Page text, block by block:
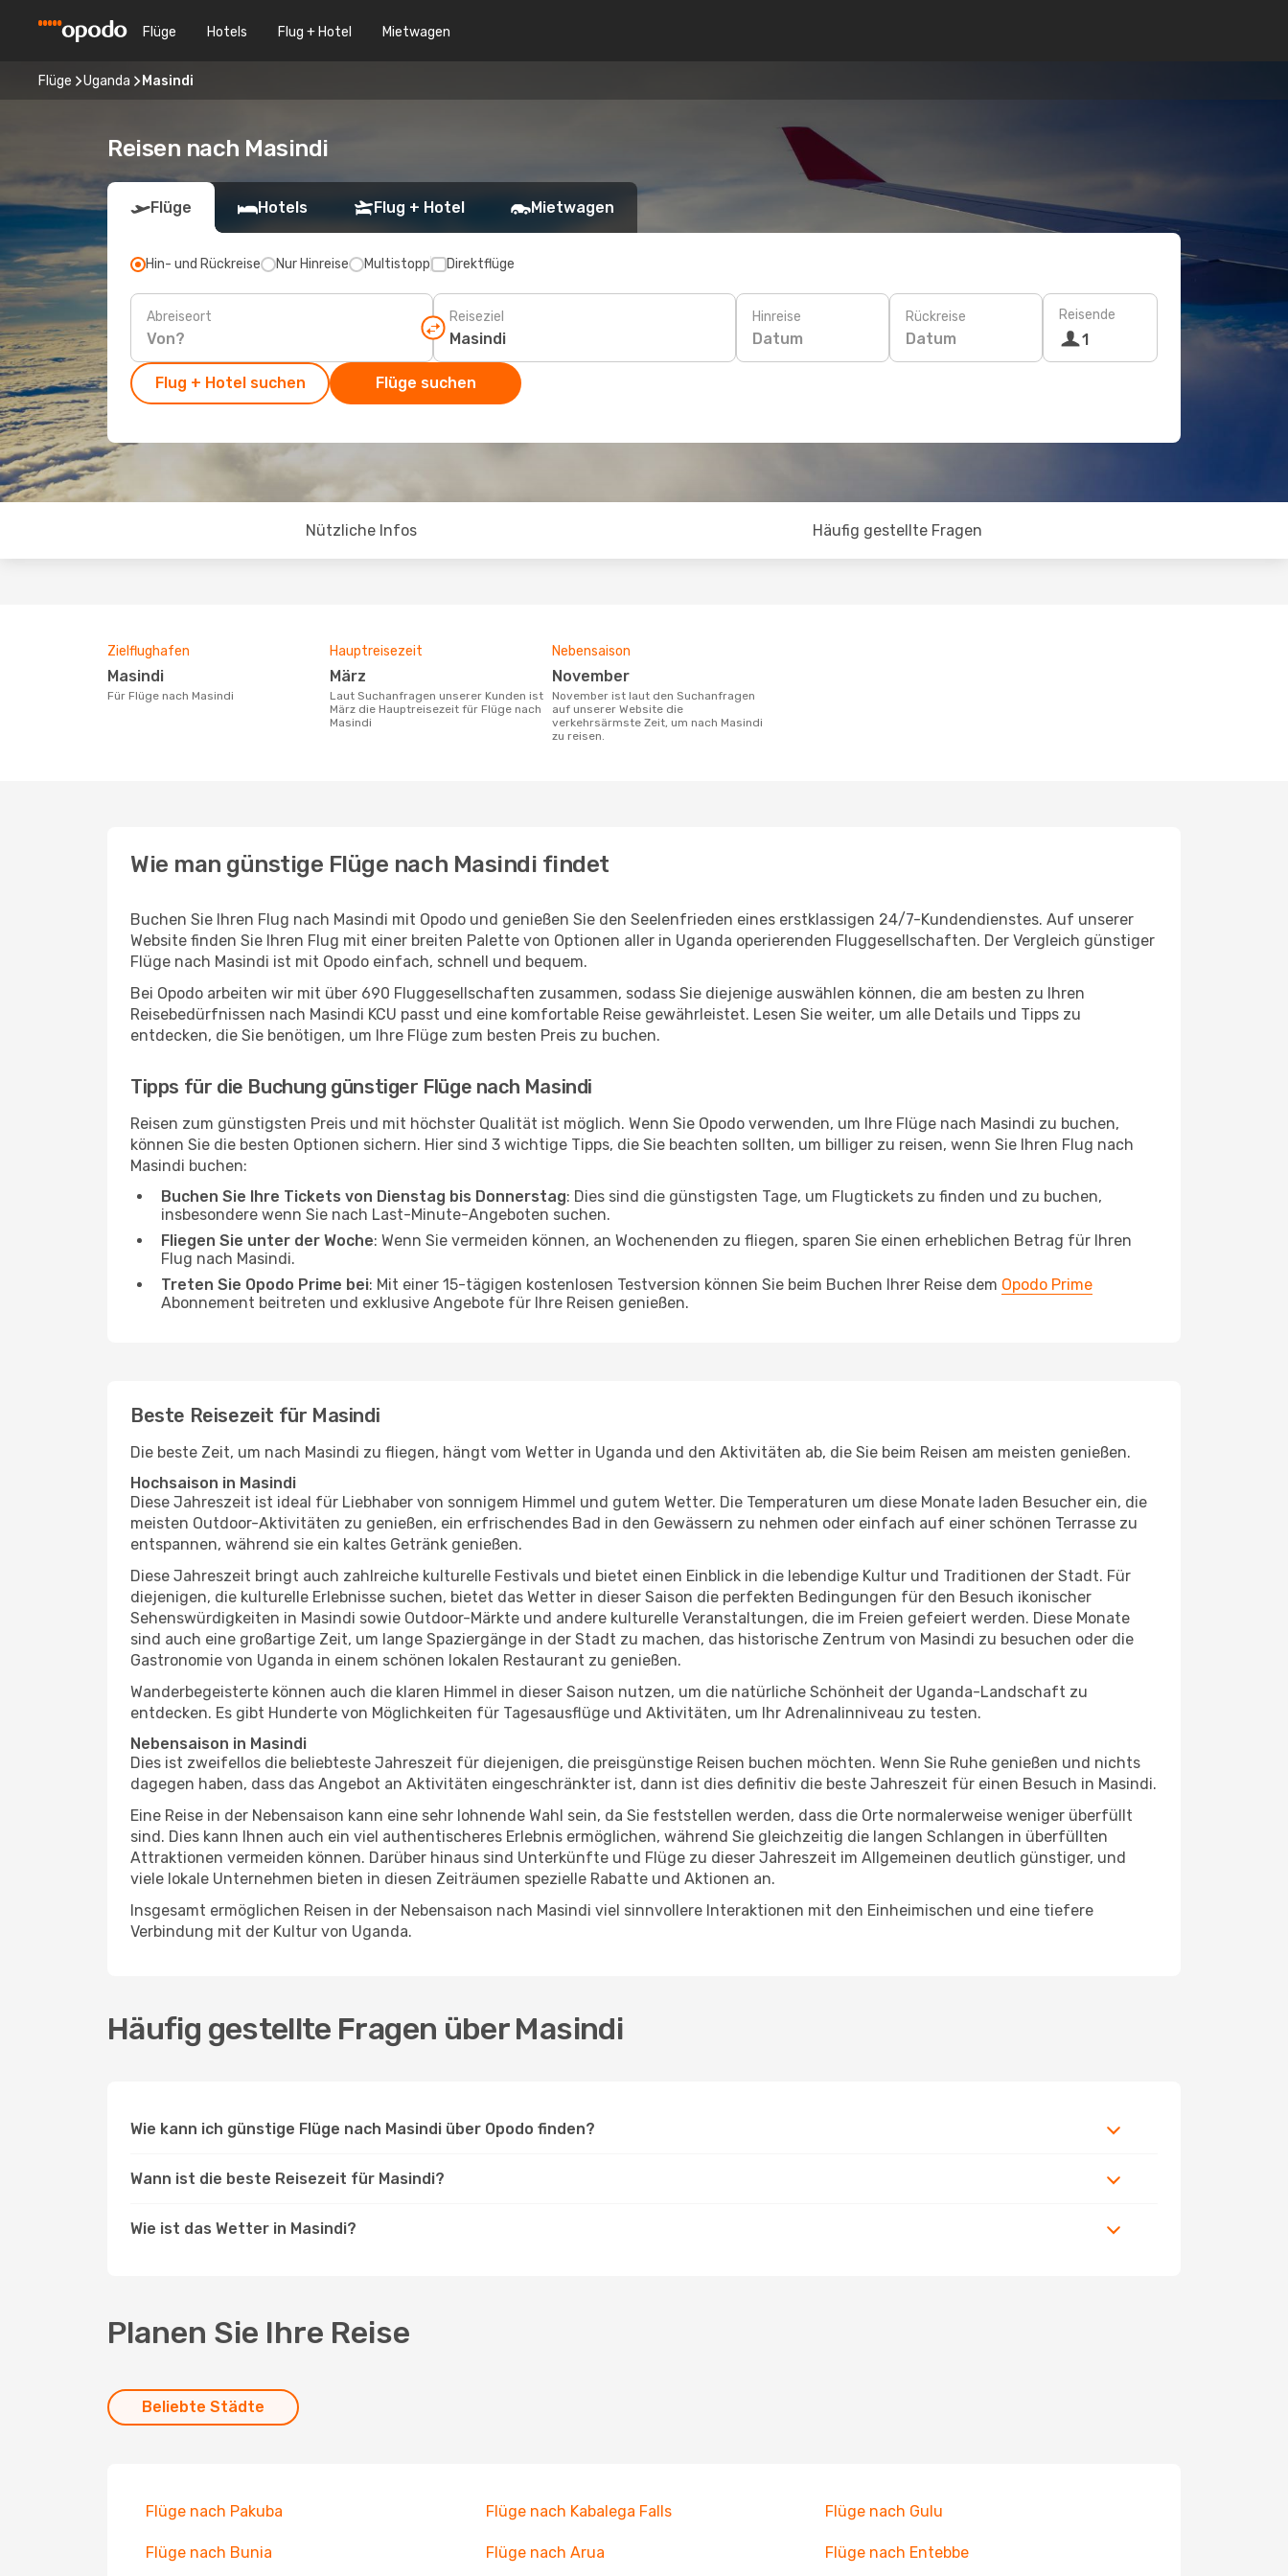
Flüge Hotels Flug + Hotel Mietwagen
Flüge Uganda Masindi
Reisen nach Masindi
Flüge Hotels Flug + Hotel Mietwagen
Hin- und Rückreise Nur Hinreise Multistopp Direktflüge
Abreiseort Reiseziel Hinreise
Datum
Rückreise
Datum
Reisende
1
Flug + Hotel suchen Flüge suchen
Nützliche Infos Häufig gestellte Fragen
Zielflughafen
Masindi
Für Flüge nach Masindi
Hauptreisezeit
März
Laut Suchanfragen unserer Kunden ist
März die Hauptreisezeit für Flüge nach
Masindi
Nebensaison
November
November ist laut den Suchanfragen
auf unserer Website die
verkehrsärmste Zeit, um nach Masindi
zu reisen.
Wie man günstige Flüge nach Masindi findet
Buchen Sie Ihren Flug nach Masindi mit Opodo und genießen Sie den Seelenfrieden eines erstklassigen 24/7-Kundendienstes. Auf unserer
Website finden Sie Ihren Flug mit einer breiten Palette von Optionen aller in Uganda operierenden Fluggesellschaften. Der Vergleich günstiger
Flüge nach Masindi ist mit Opodo einfach, schnell und bequem.
Bei Opodo arbeiten wir mit über 690 Fluggesellschaften zusammen, sodass Sie diejenige auswählen können, die am besten zu Ihren
Reisebedürfnissen nach Masindi KCU passt und eine komfortable Reise gewährleistet. Lesen Sie weiter, um alle Details und Tipps zu
entdecken, die Sie benötigen, um Ihre Flüge zum besten Preis zu buchen.
Tipps für die Buchung günstiger Flüge nach Masindi
Reisen zum günstigsten Preis und mit höchster Qualität ist möglich. Wenn Sie Opodo verwenden, um Ihre Flüge nach Masindi zu buchen,
können Sie die besten Optionen sichern. Hier sind 3 wichtige Tipps, die Sie beachten sollten, um billiger zu reisen, wenn Sie Ihren Flug nach
Masindi buchen:
Buchen Sie Ihre Tickets von Dienstag bis Donnerstag: Dies sind die günstigsten Tage, um Flugtickets zu finden und zu buchen,
insbesondere wenn Sie nach Last-Minute-Angeboten suchen.
Fliegen Sie unter der Woche: Wenn Sie vermeiden können, an Wochenenden zu fliegen, sparen Sie einen erheblichen Betrag für Ihren
Flug nach Masindi.
Treten Sie Opodo Prime bei: Mit einer 15-tägigen kostenlosen Testversion können Sie beim Buchen Ihrer Reise dem Opodo Prime
Abonnement beitreten und exklusive Angebote für Ihre Reisen genießen.
Beste Reisezeit für Masindi
Die beste Zeit, um nach Masindi zu fliegen, hängt vom Wetter in Uganda und den Aktivitäten ab, die Sie beim Reisen am meisten genießen.
Hochsaison in Masindi
Diese Jahreszeit ist ideal für Liebhaber von sonnigem Himmel und gutem Wetter. Die Temperaturen um diese Monate laden Besucher ein, die
meisten Outdoor-Aktivitäten zu genießen, ein erfrischendes Bad in den Gewässern zu nehmen oder einfach auf einer schönen Terrasse zu
entspannen, während sie ein kaltes Getränk genießen.
Diese Jahreszeit bringt auch zahlreiche kulturelle Festivals und bietet einen Einblick in die lebendige Kultur und Traditionen der Stadt. Für
diejenigen, die kulturelle Erlebnisse suchen, bietet das Wetter in dieser Saison die perfekten Bedingungen für den Besuch ikonischer
Sehenswürdigkeiten in Masindi sowie Outdoor-Märkte und andere kulturelle Veranstaltungen, die im Freien gefeiert werden. Diese Monate
sind auch eine großartige Zeit, um lange Spaziergänge in der Stadt zu machen, das historische Zentrum von Masindi zu besuchen oder die
Gastronomie von Uganda in einem schönen lokalen Restaurant zu genießen.
Wanderbegeisterte können auch die klaren Himmel in dieser Saison nutzen, um die natürliche Schönheit der Uganda-Landschaft zu
entdecken. Es gibt Hunderte von Möglichkeiten für Tagesausflüge und Aktivitäten, um Ihr Adrenalinniveau zu testen.
Nebensaison in Masindi
Dies ist zweifellos die beliebteste Jahreszeit für diejenigen, die preisgünstige Reisen buchen möchten. Wenn Sie Ruhe genießen und nichts
dagegen haben, dass das Angebot an Aktivitäten eingeschränkter ist, dann ist dies definitiv die beste Jahreszeit für einen Besuch in Masindi.
Eine Reise in der Nebensaison kann eine sehr lohnende Wahl sein, da Sie feststellen werden, dass die Orte normalerweise weniger überfüllt
sind. Dies kann Ihnen auch ein viel authentischeres Erlebnis ermöglichen, während Sie gleichzeitig die langen Schlangen in überfüllten
Attraktionen vermeiden können. Darüber hinaus sind Unterkünfte und Flüge zu dieser Jahreszeit im Allgemeinen deutlich günstiger, und
viele lokale Unternehmen bieten in diesen Zeiträumen spezielle Rabatte und Aktionen an.
Insgesamt ermöglichen Reisen in der Nebensaison nach Masindi viel sinnvollere Interaktionen mit den Einheimischen und eine tiefere
Verbindung mit der Kultur von Uganda.
Häufig gestellte Fragen über Masindi
Wie kann ich günstige Flüge nach Masindi über Opodo finden?
Wann ist die beste Reisezeit für Masindi?
Wie ist das Wetter in Masindi?
Planen Sie Ihre Reise
Beliebte Städte
Flüge nach Pakuba Flüge nach Kabalega Falls Flüge nach Gulu
Flüge nach Bunia Flüge nach Arua Flüge nach Entebbe